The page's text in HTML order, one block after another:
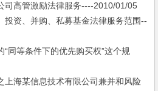
高管激励法律服务----2010/01/05
资、并购、私募基金法律服务范围--
等条件下的优先购买权”这个规
海某信息技术有限公司兼并和风险